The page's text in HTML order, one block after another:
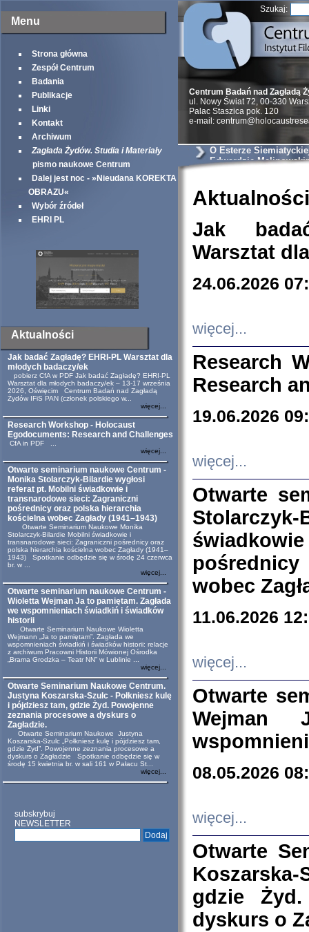
Menu
Strona główna
Zespół Centrum
Badania
Publikacje
Linki
Kontakt
Archiwum
Zagłada Żydów. Studia i Materiały
pismo naukowe Centrum
Dalej jest noc - »Nieudana KOREKTA
OBRAZU«
Wybór źródeł
EHRI PL
Aktualności
Jak badać Zagładę? EHRI-PL Warsztat dla
młodych badaczy/ek
pobierz CfA w PDF Jak badać Zagładę? EHRI-PL
Warsztat dla młodych badaczy/ek – 13-17 września
2026, Oświęcim Centrum Badań nad Zagładą
Żydów IFiS PAN (członek polskiego w...
więcej...
Research Workshop - Holocaust
Egodocuments: Research and Challenges
CfA in PDF ...
więcej...
Otwarte seminarium naukowe Centrum -
Monika Stolarczyk-Bilardie wygłosi
referat pt. Mobilni świadkowie i
transnarodowe sieci: Zagraniczni
pośrednicy oraz polska hierarchia
kościelna wobec Zagłady (1941–1943)
Otwarte Seminarium Naukowe Monika
Stolarczyk-Bilardie Mobilni świadkowie i
transnarodowe sieci: Zagraniczni pośrednicy oraz
polska hierarchia kościelna wobec Zagłady (1941–
1943) Spotkanie odbędzie się w środę 24 czerwca
br. w ...
więcej...
Otwarte seminarium naukowe Centrum -
Wioletta Wejman Ja to pamiętam. Zagłada
we wspomnieniach świadkiń i świadków
historii
Otwarte Seminarium Naukowe Wioletta
Wejmann „Ja to pamiętam”. Zagłada we
wspomnieniach świadkiń i świadków historii: relacje
z archiwum Pracowni Historii Mówionej Ośrodka
„Brama Grodzka – Teatr NN” w Lublinie ...
więcej...
Otwarte Seminarium Naukowe Centrum.
Justyna Koszarska-Szulc - Połkniesz kulę
i pójdziesz tam, gdzie Żyd. Powojenne
zeznania procesowe a dyskurs o
Zagładzie.
Otwarte Seminarium Naukowe Justyna
Koszarska-Szulc „Połkniesz kulę i pójdziesz tam,
gdzie Żyd”. Powojenne zeznania procesowe a
dyskurs o Zagładzie Spotkanie odbędzie się w
środę 15 kwietnia br. w sali 161 w Pałacu St...
więcej...
subskrybuj
NEWSLETTER
Szukaj:
Centrum Badań nad Zagładą
ul. Nowy Świat 72, 00-330
Palac Staszica pok. 120
e-mail:
O Esterze
Edwardzie
Aktualności
Jak
Warsztat
24.06.2026
więcej...
Research
Research
19.06.2026
więcej...
Otwarte
wobec
11.06.2026
więcej...
Otwarte
Wejman
08.05.2026
więcej...
Otwarte
Koszarska-
gdzie
dyskurs o